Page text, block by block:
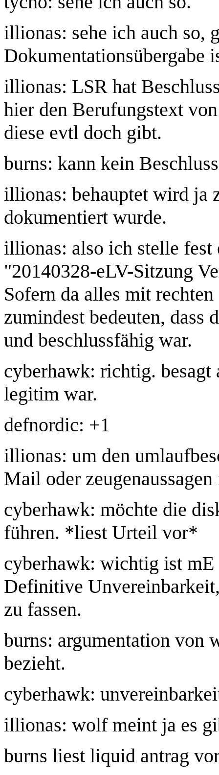
illionas: sehe ich auch so,
Dokumentationsübergabe
illionas: LSR hat
hier den Berufungstext
diese evtl doch gibt.
burns: kann kein
illionas: behauptet wird ja
dokumentiert wurde.
illionas: also ich stelle
"20140328-eLV-Sitzung
Sofern da alles mit
zumindest bedeuten,
und beschlussfähig war.
cyberhawk: richtig. besagt
legitim war.
defnordic: +1
illionas: um den
Mail oder
cyberhawk: möchte die
führen. *liest Urteil vor*
cyberhawk: wichtig ist
Definitive
zu fassen.
burns: argumentation von
bezieht.
cyberhawk:
illionas: wolf meint ja es
burns liest liquid antrag